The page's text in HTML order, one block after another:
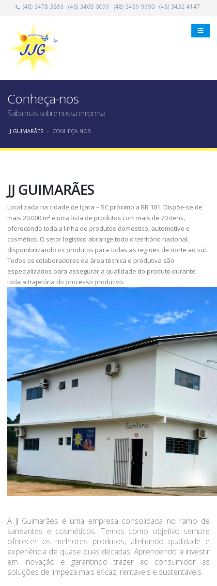
(48) 3478-3893 - (48) 3468-0099 - (48) 3439-9990 - (48) 3432-4147
Conheça-nos
Saiba mais sobre nossa empresa
JJ GUIMARÃES CONHEÇA-NOS
JJ GUIMARÃES
Localizada na cidade de Içara – SC próximo a BR 101. Dispõe-se de
mais 20.000 m² e uma lista de produtos com mais de 70 itens,
oferecendo toda a linha de produtos domestico, automotivo e
cosmético. O setor logístico abrange todo o território nacional,
disponibilizando os produtos para todas as regiões de norte ao sul.
Todos os colaboradores da área técnica e produtiva são
especializados para assegurar a qualidade do produto durante
toda a trajetória do processo produtivo.
A JJ Guimarães é uma empresa consolidada no ramo de
saneantes e cosméticos. Temos como objetivo sempre
oferecer os melhores produtos, alinhando qualidade e
experiência de quase duas décadas. Aprendendo a investir
em inovação e garantindo trazer ao consumidor as
soluções de limpeza mais eficaz, rentáveis e sustentáveis.